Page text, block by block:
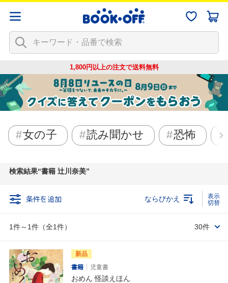
1,800円以上の注文で送料無料
女の子 読み聞かせ 恐怖
検索結果 書籍 辻川奈美
条件を追加
1件～1件（全1件）
ならびかえ
30件
新品
書籍
児童書
おめん 怪談えほん